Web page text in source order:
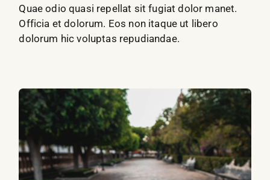
Quae odio quasi repellat sit fugiat dolor manet.
Officia et dolorum. Eos non itaque ut libero
dolorum hic voluptas repudiandae.